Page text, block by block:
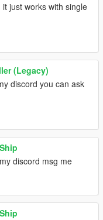
just works with single
(Legacy)
discord you can ask
discord msg me